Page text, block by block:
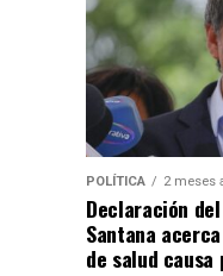
POLÍTICA 2 meses
Declaración
Santana
de salud